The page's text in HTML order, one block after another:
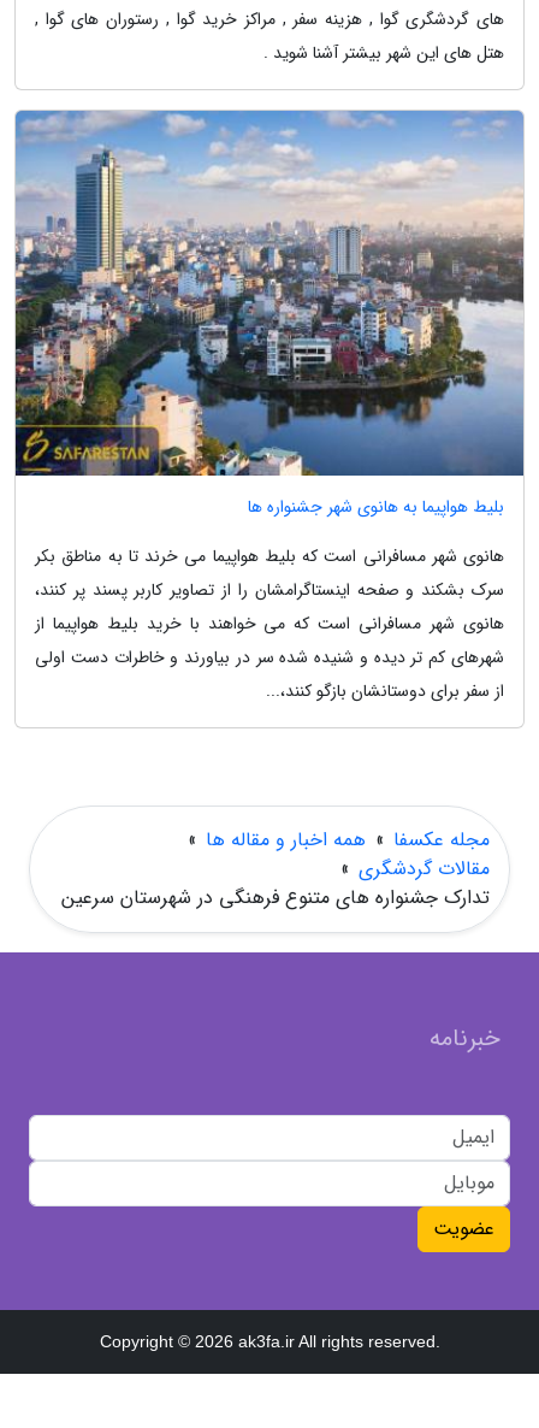
های گردشگری گوا , هزینه سفر , مراکز خرید گوا , رستوران های گوا ,
هتل های این شهر بیشتر آشنا شوید .
بلیط هواپیما به هانوی شهر جشنواره ها
هانوی شهر مسافرانی است که بلیط هواپیما می خرند تا به مناطق بکر
سرک بشکند و صفحه اینستاگرامشان را از تصاویر کاربر پسند پر کنند،
هانوی شهر مسافرانی است که می خواهند با خرید بلیط هواپیما از
شهرهای کم تر دیده و شنیده شده سر در بیاورند و خاطرات دست اولی
از سفر برای دوستانشان بازگو کنند،...
مجله عکسفا » همه اخبار و مقاله ها »
مقالات گردشگری »
تدارک جشنواره های متنوع فرهنگی در شهرستان سرعین
خبرنامه
عضویت
Copyright © 2026 ak3fa.ir All rights reserved.